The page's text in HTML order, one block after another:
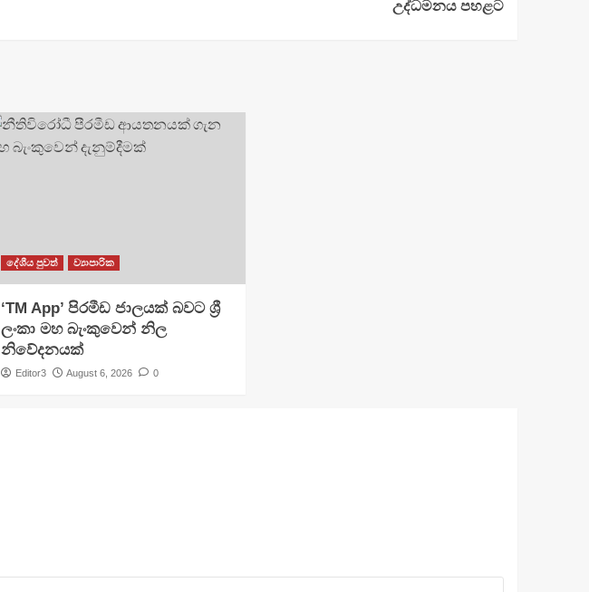
උද්ධමනය පහළට
දේශීය පුවත් ව්‍යාපාරික
​‘TM App’ පිරමීඩ ජාලයක් බවට ශ්‍රී
ලංකා මහ බැංකුවෙන් නිල
නිවේදනයක්
Editor3 August 6, 2026 0